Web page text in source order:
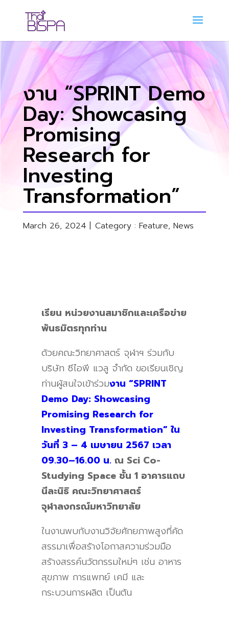
งาน “SPRINT Demo
Day: Showcasing
Promising
Research for
Investing
Transformation”
March 26, 2024 | Category : Feature, News
เรียน หน่วยงานสมาชิกและเครือข่าย
พันธมิตรทุกท่าน
ด้วยคณะวิทยาศาสตร์ จุฬาฯ ร่วมกับ
บริษัท ซีไอพี แวลู จำกัด ขอเรียนเชิญ
ท่านผู้สนใจเข้าร่วมงาน “SPRINT
Demo Day: Showcasing
Promising Research for
Investing Transformation” ใน
วันที่ 3 – 4 เมษายน 2567 เวลา
09.30–16.00 น. ณ Sci Co-
Studying Space ชั้น 1 อาคารแถบ
นีละนิธิ คณะวิทยาศาสตร์
จุฬาลงกรณ์มหาวิทยาลัย
ในงานพบกับงานวิจัยศักยภาพสูงที่คัด
สรรมาเพื่อสร้างโอกาสความร่วมมือ
สร้างสรรค์นวัตกรรมใหม่ๆ เช่น อาหาร
สุขภาพ การแพทย์ เคมี และ
กระบวนการผลิต เป็นต้น